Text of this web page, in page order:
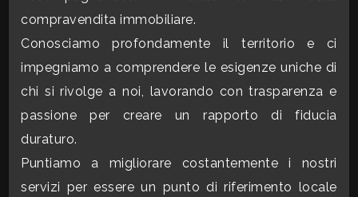
compravendita immobiliare.
Conosciamo profondamente il territorio e ci
impegniamo a comprendere le esigenze uniche di
chi si rivolge a noi, lavorando con trasparenza e
passione per creare un rapporto di fiducia
duraturo.
Puntiamo a migliorare costantemente i nostri
servizi per essere un punto di riferimento locale
Bagni
minimi
Qualsiasi
1